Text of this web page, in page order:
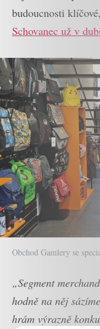
budoucnosti
Schovanec už v
Obchod Gamlery se
„Segment
hodně na něj
hrám výrazně